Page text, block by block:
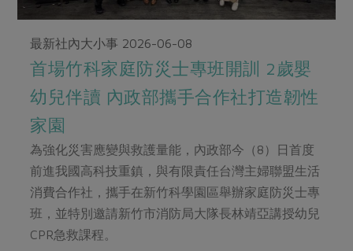
肉品・水產
畜產肉類 水產
水畜加工品
休閒零嘴 沖泡飲品
保健食品
居家好物
蛋料理
料理方式
烘焙．點心
醬料
湯品．鍋物
漬物
涼拌沙拉
飲品
當季產品
傳到心坎裡，誠心又澎派
合作25-經典快閃最後一週
合作25-精選產品第四彈
更多當季產品
議題活動
主婦聯盟X樂齡網特約優惠案
樂齡生活
廚房瑜伽
減硝酸鹽
非基改運動 支持本土農糧
廢核運動 能源議題
減添加物 減塑減廢
公益金
員工與求才
產品檢驗
自主把關
檢驗報告
硝酸鹽檢驗
社員權益
最新社內大小事 2026-06-08
首場竹科家庭防災士專班開訓 2歲嬰
幼兒伴讀 內政部攜手合作社打造韌性
家園
為強化災害應變與救護量能，內政部今（8）日首度
前進我國高科技重鎮，與有限責任台灣主婦聯盟生活
消費合作社，攜手在新竹科學園區舉辦家庭防災士專
班，並特別邀請新竹市消防局大隊長林靖亞講授幼兒
CPR急救課程。